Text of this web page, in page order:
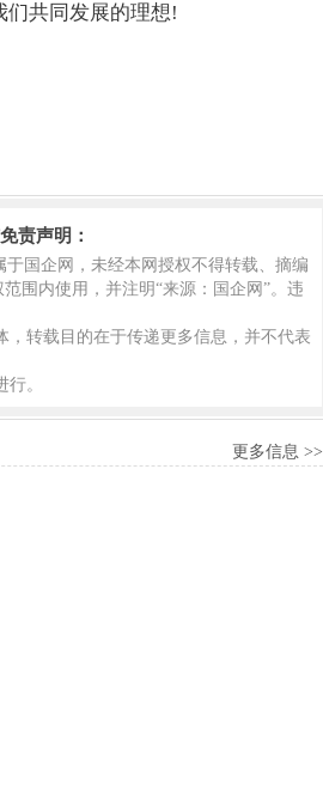
们共同发展的理想!
责声明：
国企网，未经本网授权不得转载、摘编
围内使用，并注明“来源：国企网”。违
转载目的在于传递更多信息，并不代表
。
更多信息 >>